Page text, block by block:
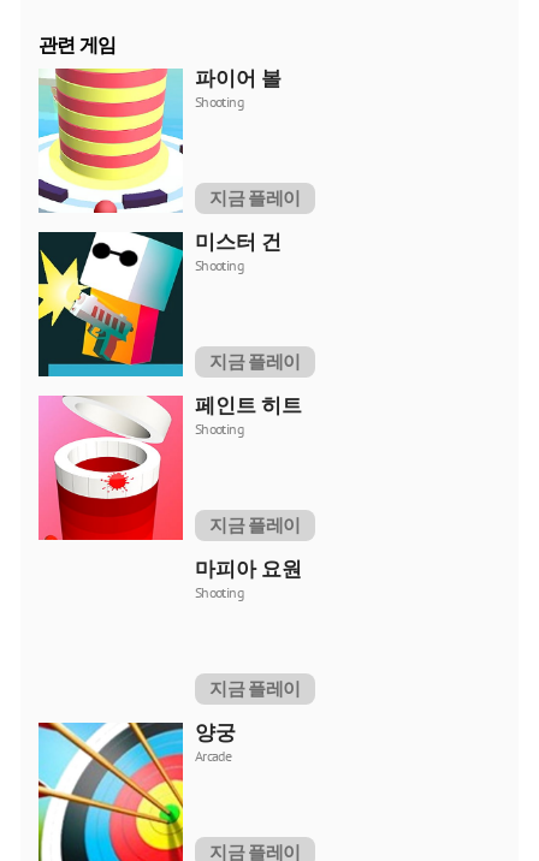
관련 게임
파이어 볼
Shooting
지금 플레이
미스터 건
Shooting
지금 플레이
페인트 히트
Shooting
지금 플레이
마피아 요원
Shooting
지금 플레이
양궁
Arcade
지금 플레이